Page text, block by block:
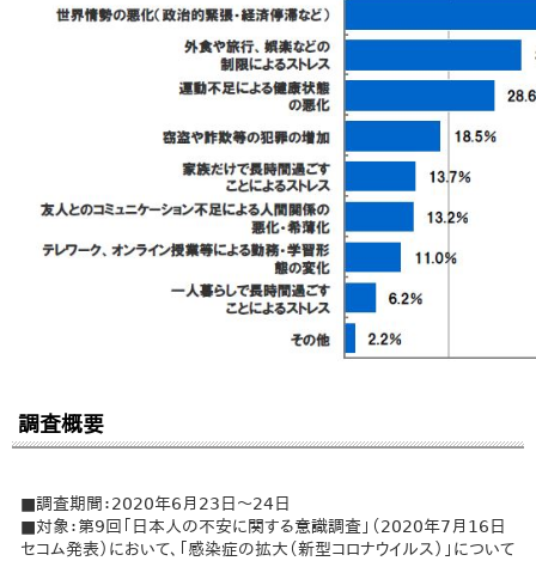
調査概要
■調査期間：2020年6月23日～24日
■対象：第9回「日本人の不安に関する意識調査」（2020年7月16日
セコム発表）において、「感染症の拡大（新型コロナウイルス）」について